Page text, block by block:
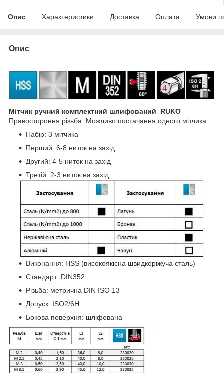
Опис Характеристики Доставка Оплата Умови
Опис
Мітчик ручний комплектний шлифований RUKO
Правостороння різьба. Можливо постачання одного мітчика.
Набір: 3 мітчика
Перший: 6-8 ниток на захід
Другий: 4-5 ниток на захід
Третій: 2-3 ниток на захід
Виконання: HSS (високоякісна швидкоріжуча сталь)
Стандарт: DIN352
Різьба: метрична DIN ISO 13
Допуск: ISO2/6H
Бокова поверхня: шліфована